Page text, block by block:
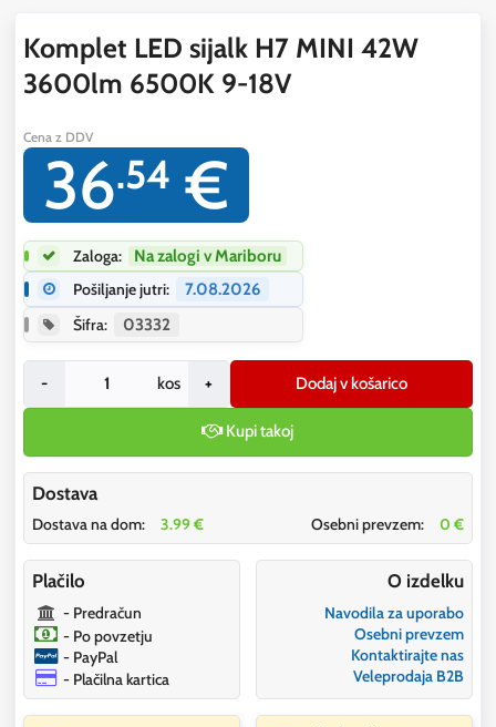
Komplet LED sijalk H7 MINI 42W
3600lm 6500K 9-18V
Cena z DDV
36.54 €
Zaloga:
Na zalogi v Mariboru
Pošiljanje jutri:
7.08.2026
Šifra:
03332
- kos + Dodaj v košarico
Kupi takoj
Dostava
Dostava na dom: 3.99 € Osebni prevzem: 0 €
Plačilo
- Predračun
- Po povzetju
- PayPal
- Plačilna kartica
O izdelku
Navodila za uporabo
Osebni prevzem
Kontaktirajte nas
Veleprodaja B2B